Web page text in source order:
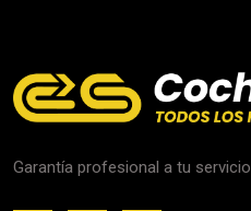
Garantía profesional a tu servicio